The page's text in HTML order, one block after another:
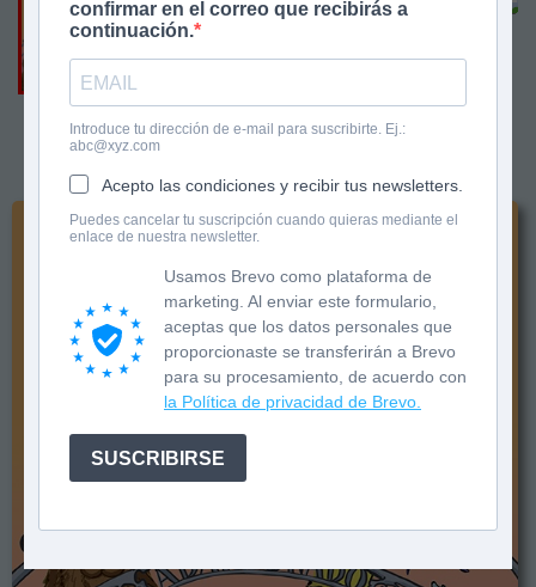
confirmar en el correo que recibirás a
continuación.
Introduce tu dirección de e-mail para suscribirte. Ej.:
abc@xyz.com
Acepto las condiciones y recibir tus newsletters.
Puedes cancelar tu suscripción cuando quieras mediante el
enlace de nuestra newsletter.
Usamos Brevo como plataforma de
marketing. Al enviar este formulario,
aceptas que los datos personales que
proporcionaste se transferirán a Brevo
para su procesamiento, de acuerdo con
la Política de privacidad de Brevo.
SUSCRIBIRSE